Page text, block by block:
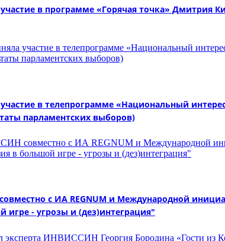
в программе «Горячая точка» Дмитрия
в телепрограмме «Национальный
парламентских выборов)
с ИА REGNUM и Международной
- угрозы и (дез)интеграция"